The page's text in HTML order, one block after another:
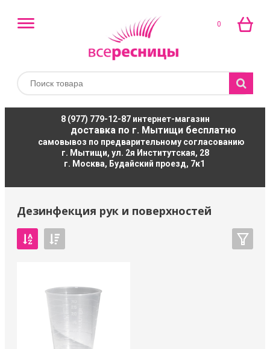
0
8 (977) 779-12-87интернет-магазин
доставка по г. Мытищи бесплатно
самовывоз по предварительному согласованию
г. Мытищи, ул. 2я Институтская, 28
г. Москва, Будайский проезд, 7к1
Дезинфекция рук и поверхностей